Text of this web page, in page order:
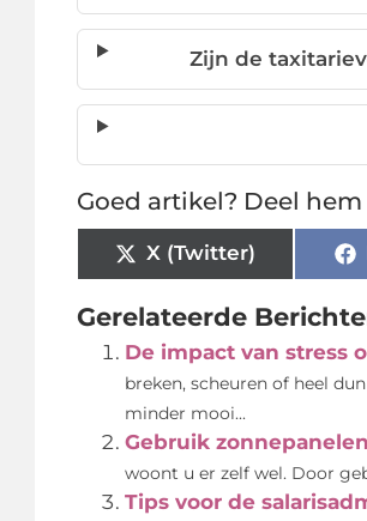
Zijn de
Goed artikel? Deel
X (Twitter)
Gerelateerde
De impact van stress
breken, scheuren of heel
minder mooi...
Gebruik
woont u er zelf wel. Door
Tips voor de